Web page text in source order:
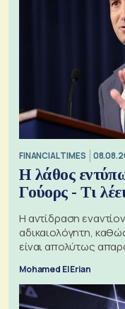
FINANCIAL TIMES
Η λάθος
Γούορς - Τι
Η αντίδραση
αδικαιολόγητη,
είναι απολύτως
Mohamed El Erian